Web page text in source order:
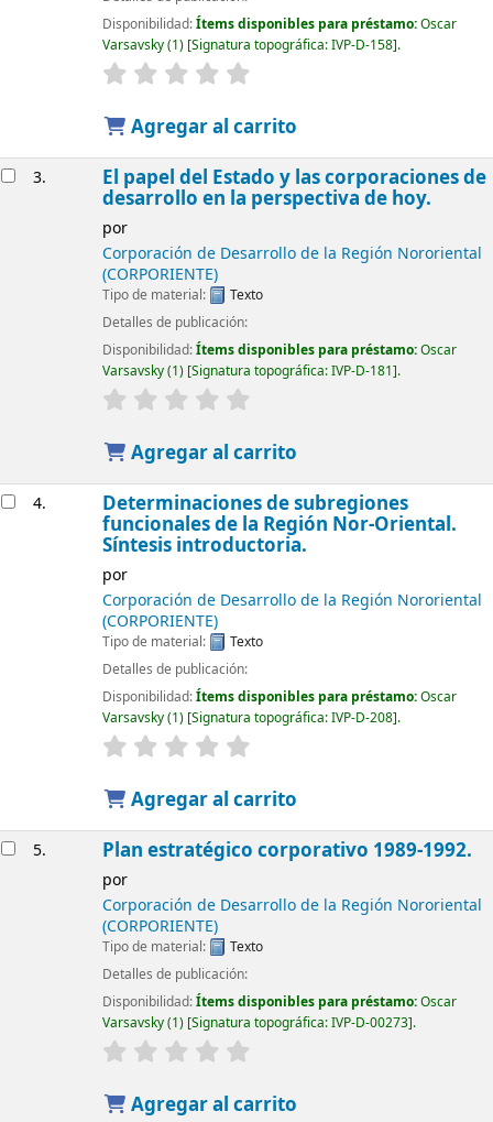
Disponibilidad:Ítems disponibles para préstamo:Oscar
Varsavsky(1) Signatura topográfica:IVP-D-158 .
Agregar al carrito
3. El papel del Estado y las corporaciones de
desarrollo en la perspectiva de hoy.
por
Corporación de Desarrollo de la Región Nororiental
(CORPORIENTE)
Tipo de material:
Texto
Detalles de publicación:
Disponibilidad:Ítems disponibles para préstamo:Oscar
Varsavsky(1) Signatura topográfica:IVP-D-181 .
Agregar al carrito
4. Determinaciones de subregiones
funcionales de la Región Nor-Oriental.
Síntesis introductoria.
por
Corporación de Desarrollo de la Región Nororiental
(CORPORIENTE)
Tipo de material:
Texto
Detalles de publicación:
Disponibilidad:Ítems disponibles para préstamo:Oscar
Varsavsky(1) Signatura topográfica:IVP-D-208 .
Agregar al carrito
5. Plan estratégico corporativo 1989-1992.
por
Corporación de Desarrollo de la Región Nororiental
(CORPORIENTE)
Tipo de material:
Texto
Detalles de publicación:
Disponibilidad:Ítems disponibles para préstamo:Oscar
Varsavsky(1) Signatura topográfica:IVP-D-00273 .
Agregar al carrito